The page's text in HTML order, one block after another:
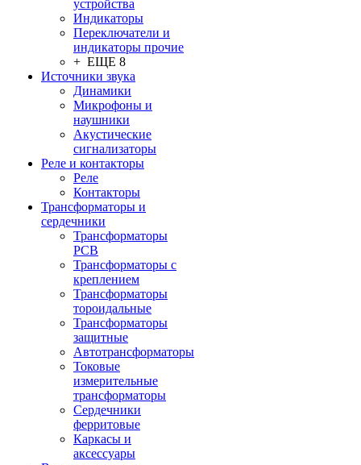
устройства
Индикаторы
Переключатели и
индикаторы прочие
+ ЕЩЕ 8
Источники звука
Динамики
Микрофоны и
наушники
Акустические
сигнализаторы
Реле и контакторы
Реле
Контакторы
Трансформаторы и
сердечники
Трансформаторы
PCB
Трансформаторы с
креплением
Трансформаторы
тороидальные
Трансформаторы
защитные
Автотрансформаторы
Токовые
измерительные
трансформаторы
Сердечники
ферритовые
Каркасы и
аксессуары